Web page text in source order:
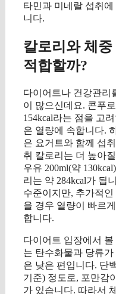
타민과 미네랄 섭취
니다.
칼로리와 체중
적합할까?
다이어트나 건강관리
이 많으신데요. 콘푸
154kcal라는 점을 고
은 열량에 속합니다.
은 요거트와 함께 섭
취 칼로리는 더 높아
우유 200ml(약
리는 약 284kcal가 됩
수준이지만, 추가적
을 경우 열량이 빠르
합니다.
다이어트 입장에서
는 탄수화물과 당류
은 낮은 편입니다. 단
기준) 정도로, 포만감
가 있습니다. 따라서